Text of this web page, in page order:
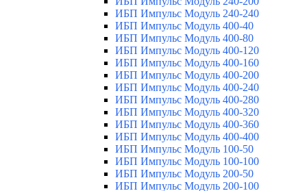
ИБП Импульс Модуль 240-240
ИБП Импульс Модуль 400-40
ИБП Импульс Модуль 400-80
ИБП Импульс Модуль 400-120
ИБП Импульс Модуль 400-160
ИБП Импульс Модуль 400-200
ИБП Импульс Модуль 400-240
ИБП Импульс Модуль 400-280
ИБП Импульс Модуль 400-320
ИБП Импульс Модуль 400-360
ИБП Импульс Модуль 400-400
ИБП Импульс Модуль 100-50
ИБП Импульс Модуль 100-100
ИБП Импульс Модуль 200-50
ИБП Импульс Модуль 200-100